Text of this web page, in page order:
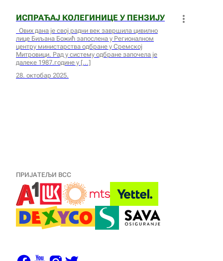
ИСПРАЋАЈ КОЛЕГИНИЦЕ У ПЕНЗИЈУ
Ових дана је свој радни век завршила цивилно
лице Биљана Божић запослена у Регионалном
центру министарства одбране у Сремској
Митровици. Рад у систему одбране започела је
далеке 1987.године у
28. октобар 2025.
ПРИЈАТЕЉИ ВСС